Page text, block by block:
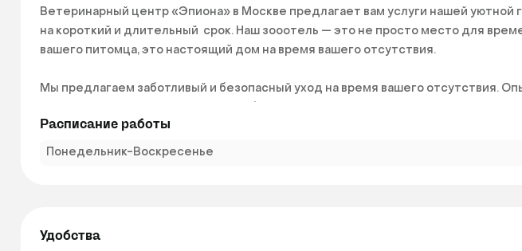
Ветеринарный центр «Эпиона» в Москве предлагает вам услуги нашей уютной
на короткий и длительный  срок. Наш зооотель — это не просто место для
вашего питомца, это настоящий дом на время вашего отсутствия.
Мы предлагаем заботливый и безопасный уход на время вашего отсутствия.
тосковал в момент разлуки с вами.
Расписание работы
Понедельник-Воскресенье
Удобства